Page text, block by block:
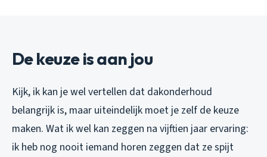
De keuze is aan jou
Kijk, ik kan je wel vertellen dat dakonderhoud
belangrijk is, maar uiteindelijk moet je zelf de keuze
maken. Wat ik wel kan zeggen na vijftien jaar ervaring:
ik heb nog nooit iemand horen zeggen dat ze spijt